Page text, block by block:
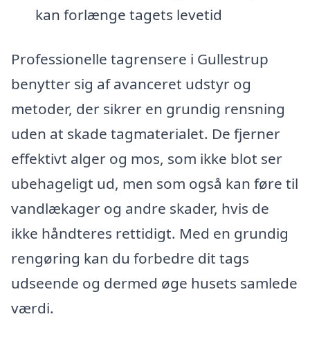
kan forlænge tagets levetid
Professionelle tagrensere i Gullestrup
benytter sig af avanceret udstyr og
metoder, der sikrer en grundig rensning
uden at skade tagmaterialet. De fjerner
effektivt alger og mos, som ikke blot ser
ubehageligt ud, men som også kan føre til
vandlækager og andre skader, hvis de
ikke håndteres rettidigt. Med en grundig
rengøring kan du forbedre dit tags
udseende og dermed øge husets samlede
værdi.